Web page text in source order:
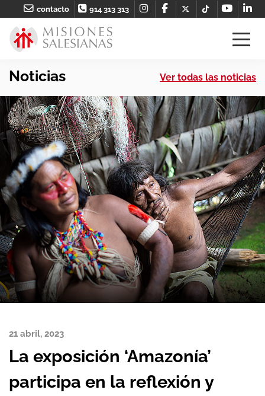
contacto 914 313 313
Noticias Ver todas las noticias
21 abril, 2023
La exposición ‘Amazonía’
participa en la reflexión y